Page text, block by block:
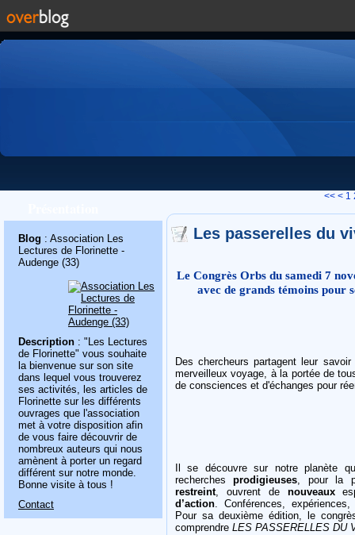
Blog : Association Les
Lectures de Florinette -
Audenge (33)
Description : "Les Lectures
de Florinette" vous souhaite
la bienvenue sur son site
dans lequel vous trouverez
ses activités, les articles de
Florinette sur les différents
ouvrages que l'association
met à votre disposition afin
de vous faire découvrir de
nombreux auteurs qui nous
amènent à porter un regard
différent sur notre monde.
Bonne visite à tous !
Contact
<< < 1
Les passerelles du
Le Congrès Orbs du samedi 7
avec de grands témoins pour
Des chercheurs partagent leur
merveilleux voyage, à la portée de
de consciences et d'échanges pour
Il se découvre sur notre planète
recherchesprodigieuses, pour la
restreint, ouvrent de nouveaux
d’action. Conférences,
Pour sa deuxième édition, le
comprendre LES PASSERELLES DU